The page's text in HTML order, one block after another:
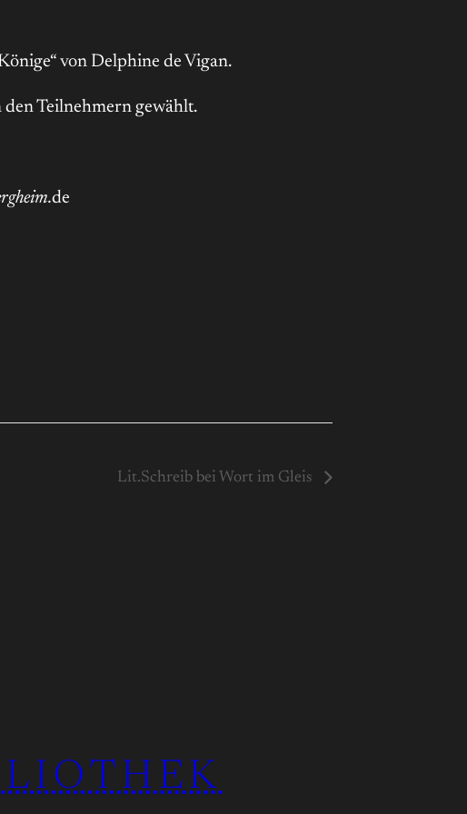
von Delphine de Vigan.
Teilnehmern gewählt.
de
Lit.Schreib bei Wort im Gleis